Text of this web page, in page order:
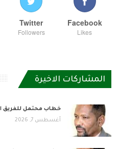
Facebook
Likes
Twitter
Followers
المشاركات الاخيرة
خطاب محتمل للفريق
أغسطس 7, 2026